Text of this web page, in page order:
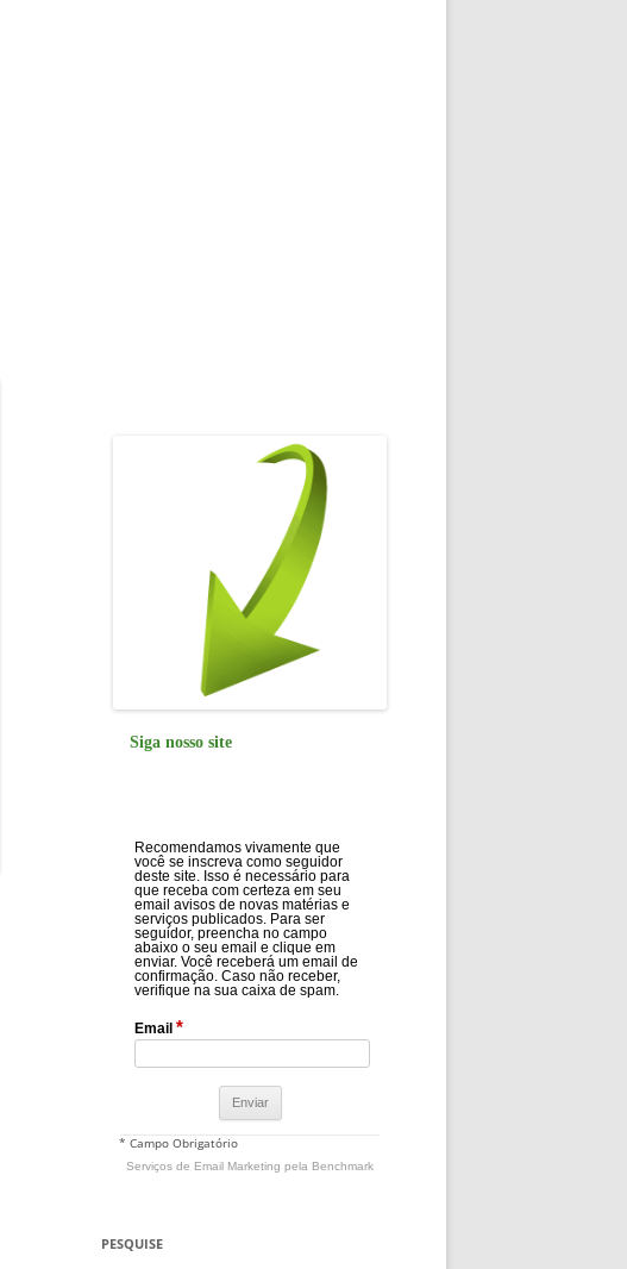
Siga nosso site
Recomendamos vivamente que
você se inscreva como seguidor
deste site. Isso é necessário para
que receba com certeza em seu
email avisos de novas matérias e
serviços publicados. Para ser
seguidor, preencha no campo
abaixo o seu email e clique em
enviar. Você receberá um email de
confirmação. Caso não receber,
verifique na sua caixa de spam.
Email *
* Campo Obrigatório
Serviços de Email Marketing pela Benchmark
PESQUISE